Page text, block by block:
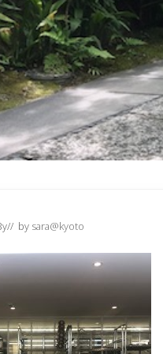
// by sara@kyoto